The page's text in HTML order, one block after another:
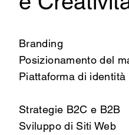
Branding
Posizionamento del
Piattaforma di identità
Strategie B2C e B2B
Sviluppo di Siti Web